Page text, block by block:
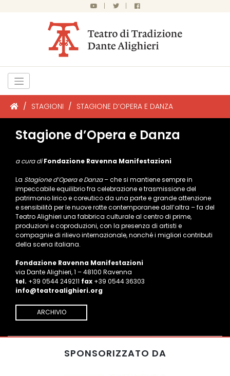
| |
/ STAGIONI / STAGIONE D’OPERA E DANZA
Stagione d’Opera e Danza
a cura di Fondazione Ravenna Manifestazioni
La Stagione d’Opera e Danza– che si mantiene sempre in
impeccabile equilibrio fra celebrazione e trasmissione del
patrimonio lirico e coreutico da una parte e grande attenzione
e sensibilità per le nuove rotte contemporanee dall’altra – fa del
Teatro Alighieri una fabbrica culturale al centro di prime,
produzioni e coproduzioni, con la presenza di artisti e
compagnie di rilievo internazionale, nonché i migliori contributi
della scena italiana.
Fondazione Ravenna Manifestazioni
via Dante Alighieri, 1 – 48100 Ravenna
tel. +39 0544 249211 fax +39 0544 36303
info@teatroalighieri.org
ARCHIVIO
SPONSORIZZATO DA